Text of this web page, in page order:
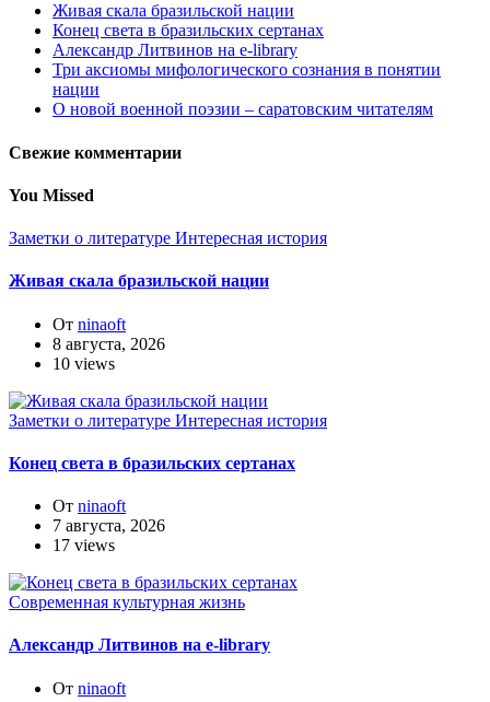
Живая скала бразильской нации
Конец света в бразильских сертанах
Александр Литвинов на e-library
Три аксиомы мифологического сознания в понятии
нации
О новой военной поэзии – саратовским читателям
Свежие комментарии
You Missed
Заметки о литературе Интересная история
Живая скала бразильской нации
От ninaoft
8 августа, 2026
10 views
Заметки о литературе Интересная история
Конец света в бразильских сертанах
От ninaoft
7 августа, 2026
17 views
Современная культурная жизнь
Александр Литвинов на e-library
От ninaoft